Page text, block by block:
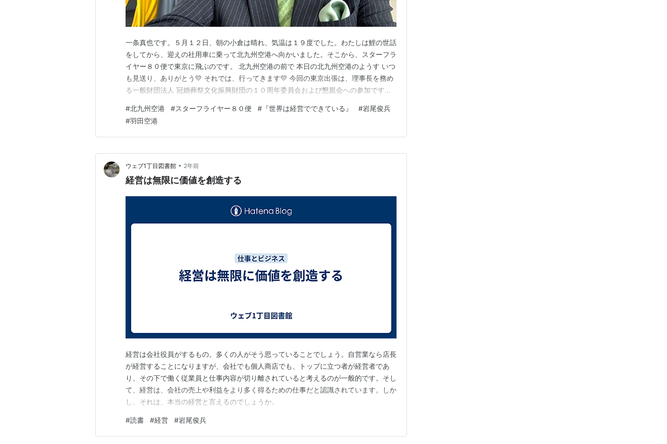
一条真也です。５月１２日、朝の小倉は晴れ、気温は１９度でした。わたしは鯉の世話
をしてから、迎えの社用車に乗って北九州空港へ向かいました。そこから、スターフラ
イヤー８０便で東京に飛ぶのです。 北九州空港の前で 本日の北九州空港のようす いつ
も見送り、ありがとう💛 それでは、行ってきます💛 今回の東京出張は、理事長を務め
る一般財団法人 冠婚葬祭文化振興財団の１０周年委員会および懇親会への参加です。
で鹿児島に移動します。鹿児島では、一般社団法人 全日本冠婚葬祭互助協会の九州ブ
ロック研修会および懇親会に参加します。鹿児島は久…
#北九州空港 #スターフライヤー８０便 # 『世界は経営でできている』 #岩尾俊兵
#羽田空港
ウェブ1丁目図書館 • 2年前
経営は無限に価値を創造する
経営は会社役員がするもの。多くの人がそう思っていることでしょう。自営業なら店長
が経営することになりますが、会社でも個人商店でも、トップに立つ者が経営者であ
り、その下で働く従業員と仕事内容が切り離されていると考えるのが一般的です。そし
て、経営は、会社の売上や利益をより多く得るための仕事だと認識されています。しか
し、それは、本当の経営と言えるのでしょうか。
#読書 #経営 #岩尾俊兵